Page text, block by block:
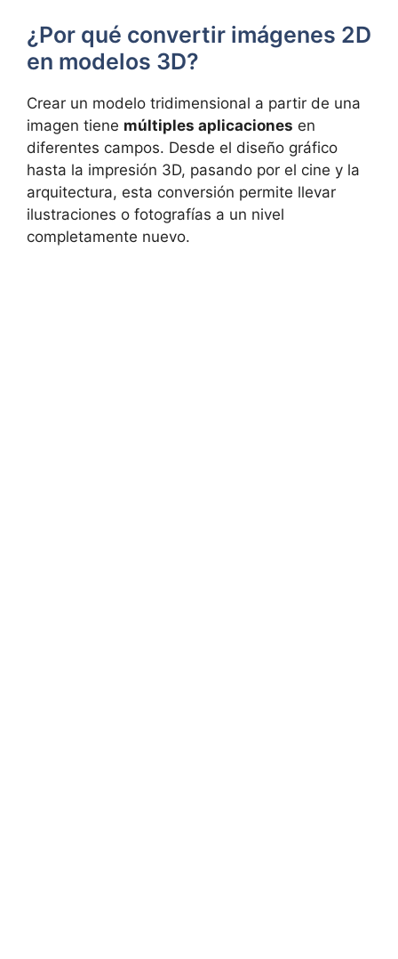
¿Por qué convertir imágenes 2D
en modelos 3D?
Crear un modelo tridimensional a partir de una
imagen tiene múltiples aplicaciones en
diferentes campos. Desde el diseño gráfico
hasta la impresión 3D, pasando por el cine y la
arquitectura, esta conversión permite llevar
ilustraciones o fotografías a un nivel
completamente nuevo.